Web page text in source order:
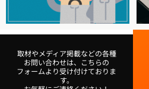
取材やメディア掲載などの各種
お問い合わせは、こちらの
フォームより受け付けておりま
す。